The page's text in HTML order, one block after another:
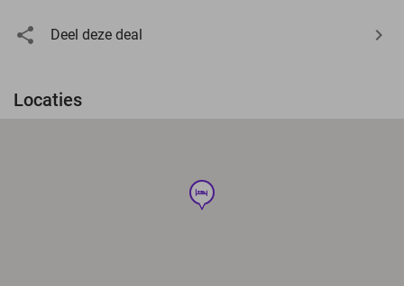
Deel deze deal
Locaties
hotel